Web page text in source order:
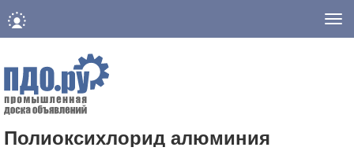
Полиоксихлорид алюминия